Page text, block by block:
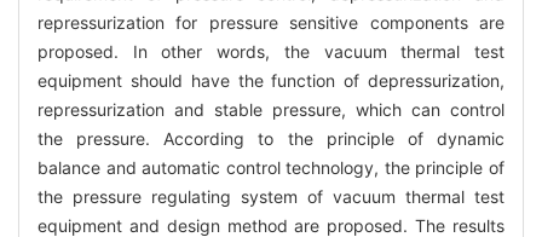
repressurization for pressure sensitive components are
proposed. In other words, the vacuum thermal test
equipment should have the function of depressurization,
repressurization and stable pressure, which can control
the pressure. According to the principle of dynamic
balance and automatic control technology, the principle of
the pressure regulating system of vacuum thermal test
equipment and design method are proposed. The results